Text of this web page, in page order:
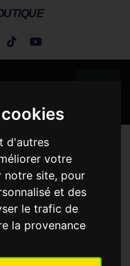
d'autres
votre
notre site, pour
et des
le trafic de
la provenance
Dragonnes
!